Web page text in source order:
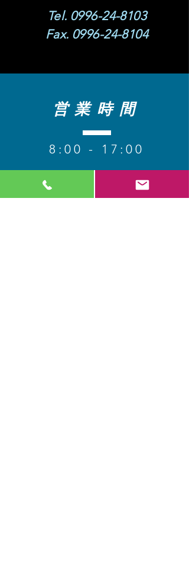
Tel. 0996-24-8103
Fax. 0996-24-8104
営業時間
8 :00 - 17:00
【定休日】 日・祝​